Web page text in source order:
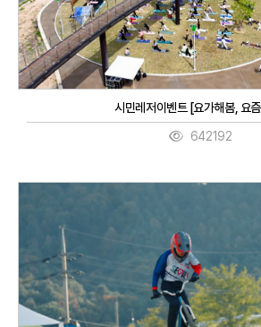
시민레저이벤트 [요가해봄, 요
642192